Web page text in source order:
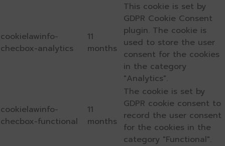
cookielawinfo-
checbox-analytics
11
months
This cookie is set by
GDPR Cookie Consent
plugin. The cookie is
used to store the user
consent for the cookies
in the category
"Analytics".
cookielawinfo-
checbox-functional
11
months
The cookie is set by
GDPR cookie consent to
record the user consent
for the cookies in the
category "Functional".